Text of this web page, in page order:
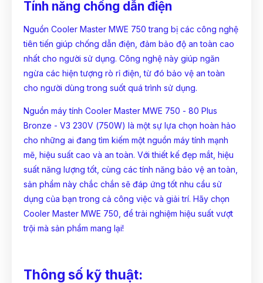
Tính năng chống dẫn điện
Nguồn Cooler Master MWE 750 trang bị các công nghệ
tiên tiến giúp chống dẫn điện, đảm bảo độ an toàn cao
nhất cho người sử dụng. Công nghệ này giúp ngăn
ngừa các hiện tượng rò rỉ điện, từ đó bảo vệ an toàn
cho người dùng trong suốt quá trình sử dụng.
Nguồn máy tính Cooler Master MWE 750 - 80 Plus
Bronze - V3 230V (750W) là một sự lựa chọn hoàn hảo
cho những ai đang tìm kiếm một nguồn máy tính mạnh
mẽ, hiệu suất cao và an toàn. Với thiết kế đẹp mắt, hiệu
suất năng lượng tốt, cùng các tính năng bảo vệ an toàn,
sản phẩm này chắc chắn sẽ đáp ứng tốt nhu cầu sử
dụng của bạn trong cả công việc và giải trí. Hãy chọn
Cooler Master MWE 750, để trải nghiệm hiệu suất vượt
trội mà sản phẩm mang lại!
Thông số kỹ thuật: